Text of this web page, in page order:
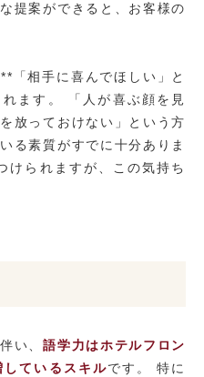
提案ができると、お客様の
「相手に喜んでほしい」と
ます。 「人が喜ぶ顔を見
放っておけない」という方
る素質がすでに十分ありま
けられますが、この気持ち
い、語学力はホテルフロン
しているスキルです。 特に